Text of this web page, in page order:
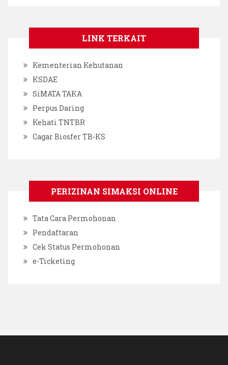
LINK TERKAIT
Kementerian Kehutanan
KSDAE
SiMATA TAKA
Perpus Daring
Kehati TNTBR
Cagar Biosfer TB-KS
PERIZINAN SIMAKSI ONLINE
Tata Cara Permohonan
Pendaftaran
Cek Status Permohonan
e-Ticketing